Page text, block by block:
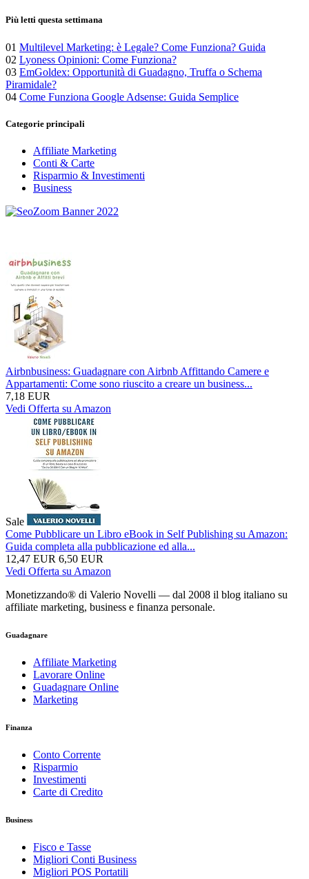
Più letti questa settimana
01 Multilevel Marketing: è Legale? Come Funziona? Guida
02 Lyoness Opinioni: Come Funziona?
03 EmGoldex: Opportunità di Guadagno, Truffa o Schema
Piramidale?
04 Come Funziona Google Adsense: Guida Semplice
Categorie principali
Affiliate Marketing
Conti & Carte
Risparmio & Investimenti
Business
Airbnbusiness: Guadagnare con Airbnb Affittando Camere e
Appartamenti: Come sono riuscito a creare un business...
7,18 EUR
Vedi Offerta su Amazon
Sale
Come Pubblicare un Libro eBook in Self Publishing su Amazon:
Guida completa alla pubblicazione ed alla...
12,47 EUR 6,50 EUR
Vedi Offerta su Amazon
Monetizzando® di Valerio Novelli — dal 2008 il blog italiano su
affiliate marketing, business e finanza personale.
Guadagnare
Affiliate Marketing
Lavorare Online
Guadagnare Online
Marketing
Finanza
Conto Corrente
Risparmio
Investimenti
Carte di Credito
Business
Fisco e Tasse
Migliori Conti Business
Migliori POS Portatili